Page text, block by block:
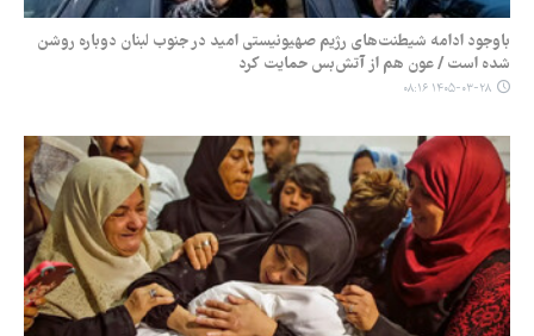
باوجود ادامه شیطنت‌های رژیم صهیونیستی امید در جنوب لبنان دوباره روشن
شده است / عون هم از آتش‌بس حمایت کرد
۱۴۰۵-۰۳-۲۸ ۰۸:۱۶